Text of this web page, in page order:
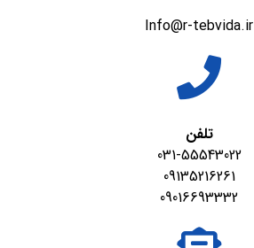
Info@r-tebvida.ir
تلفن
031-55543022
09135216261
09016693332